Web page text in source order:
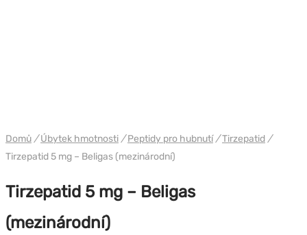
Domů / Úbytek hmotnosti / Peptidy pro hubnutí /Tirzepatid /
Tirzepatid 5 mg – Beligas (mezinárodní)
Tirzepatid 5 mg – Beligas
(mezinárodní)